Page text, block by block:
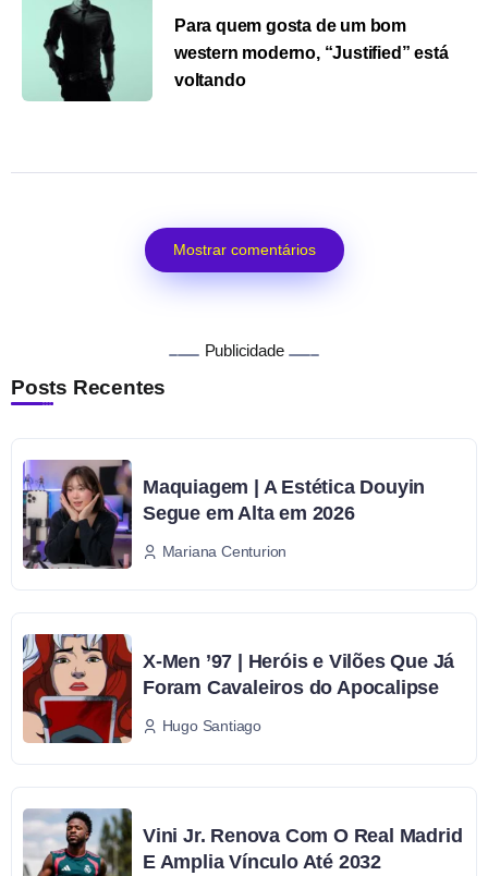
Para quem gosta de um bom
western moderno, “Justified” está
voltando
Mostrar comentários
Publicidade
Posts Recentes
Maquiagem | A Estética Douyin
Segue em Alta em 2026
Mariana Centurion
X-Men ’97 | Heróis e Vilões Que Já
Foram Cavaleiros do Apocalipse
Hugo Santiago
Vini Jr. Renova Com O Real Madrid
E Amplia Vínculo Até 2032